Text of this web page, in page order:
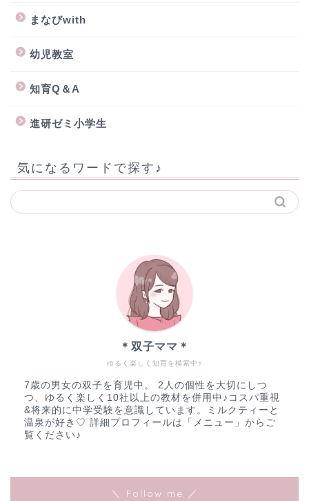
まなびwith
幼児教室
知育Q＆A
進研ゼミ小学生
気になるワードで探す♪
ゆるく楽しく知育を模索中♪
＊双子ママ＊
7歳の男女の双子を育児中。 2人の個性を大切にしつ
つ、ゆるく楽しく10社以上の教材を併用中♪コスパ重視
&将来的に中学受験を意識しています。ミルクティーと
温泉が好き♡ 詳細プロフィールは「メニュー」からご
覧ください♪
＼ Follow me ／